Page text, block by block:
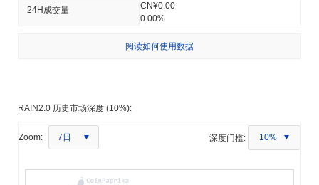
24H成交量
CN¥0.00
0.00%
阅读如何使用数据
RAIN2.0 历史市场深度 (10%):
Zoom: 7日 深度门槛: 10%